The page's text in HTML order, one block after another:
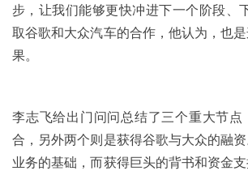
步，让我们能够更快冲进下一个阶段、
取谷歌和大众汽车的合作，他认为，也
果。
李志飞给出门问问总结了三个重大节点
合，另外两个则是获得谷歌与大众的融
业务的基础，而获得巨头的背书和资金